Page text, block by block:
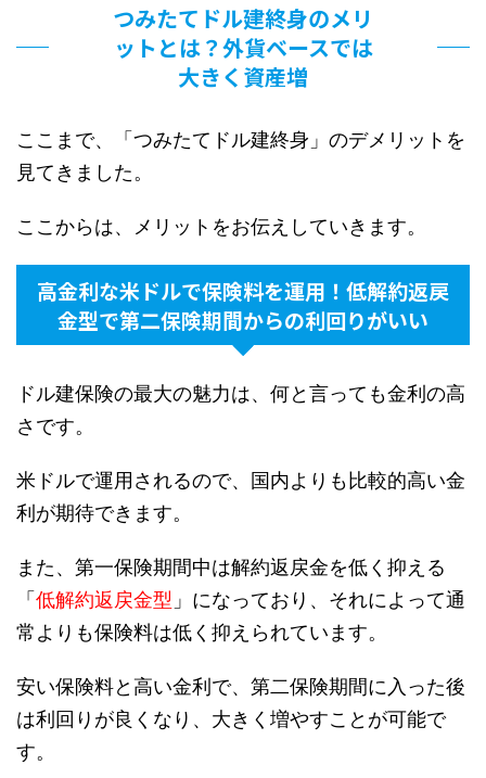
つみたてドル建終身のメリ
ットとは？外貨ベースでは
大きく資産増
ここまで、「つみたてドル建終身」のデメリットを
見てきました。
ここからは、メリットをお伝えしていきます。
高金利な米ドルで保険料を運用！低解約返戻
金型で第二保険期間からの利回りがいい
ドル建保険の最大の魅力は、何と言っても金利の高
さです。
米ドルで運用されるので、国内よりも比較的高い金
利が期待できます。
また、第一保険期間中は解約返戻金を低く抑える
「低解約返戻金型 」になっており、それによって通
常よりも保険料は低く抑えられています。
安い保険料と高い金利で、第二保険期間に入った後
は利回りが良くなり、大きく増やすことが可能で
す。